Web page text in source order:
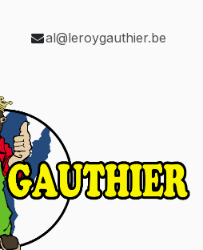
al@leroygauthier.be